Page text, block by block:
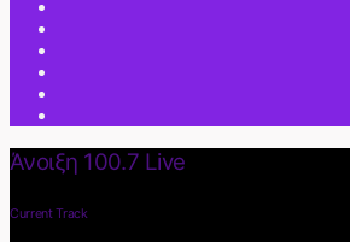
Άνοιξη 100.7 Live
Current Track